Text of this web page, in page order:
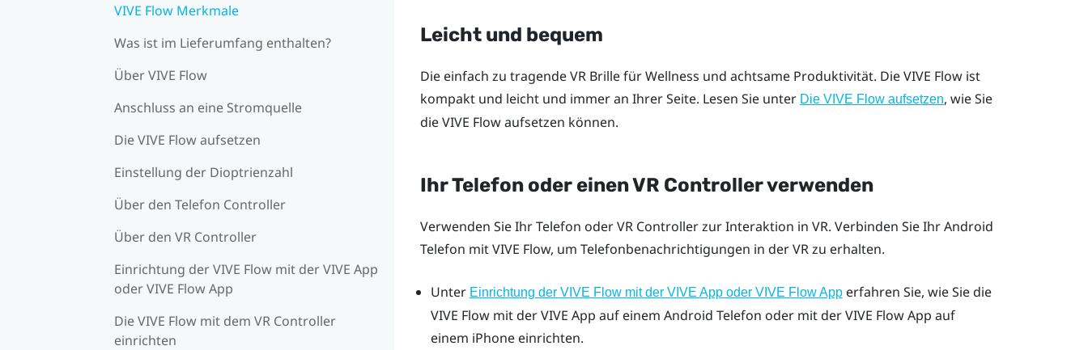
VIVE Flow Merkmale
Was ist im Lieferumfang enthalten?
Über VIVE Flow
Anschluss an eine Stromquelle
Die VIVE Flow aufsetzen
Einstellung der Dioptrienzahl
Über den Telefon Controller
Über den VR Controller
Einrichtung der VIVE Flow mit der VIVE App
oder VIVE Flow App
Die VIVE Flow mit dem VR Controller
einrichten
Leicht und bequem
Die einfach zu tragende VR Brille für Wellness und achtsame Produktivität. DieVIVE Flowist
kompakt und leicht und immer an Ihrer Seite. Lesen Sie unter Die VIVE Flow aufsetzen, wie Sie
dieVIVE Flowaufsetzen können.
Ihr Telefon oder einen VR Controller verwenden
Verwenden Sie Ihr Telefon oder VR Controller zur Interaktion in VR. Verbinden Sie IhrAndroid
Telefon mitVIVE Flow, um Telefonbenachrichtigungen in der VR zu erhalten.
Unter Einrichtung der VIVE Flow mit der VIVE App oder VIVE Flow Apperfahren Sie, wie Sie die
VIVE Flowmit derVIVE App auf einem Android Telefon oder mit derVIVE Flow App auf
einem iPhoneeinrichten.